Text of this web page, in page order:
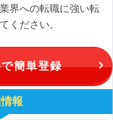
界への転職に強い転
ください。
簡単登録
報